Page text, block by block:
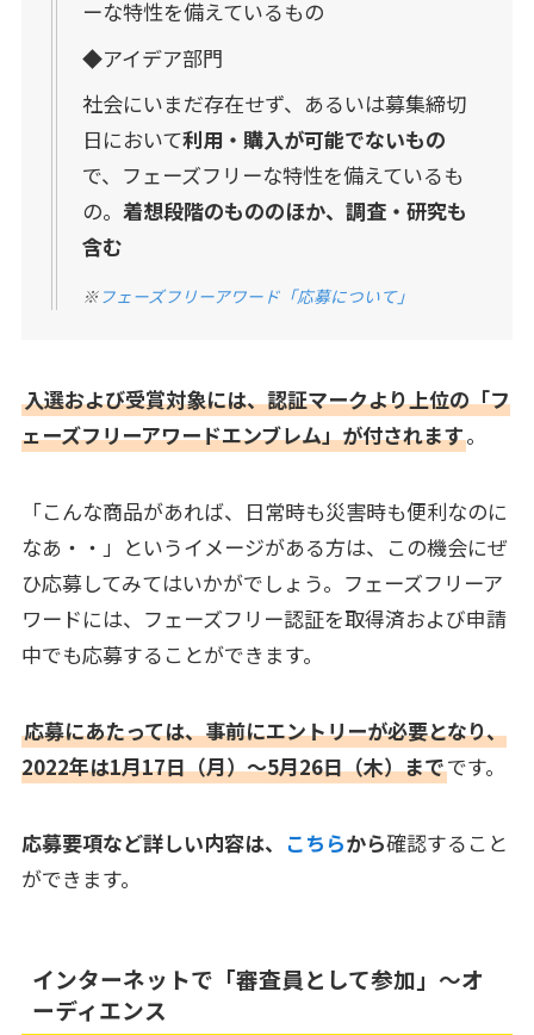
ーな特性を備えているもの
◆アイデア部門
社会にいまだ存在せず、あるいは募集締切
日において利用・購入が可能でないもの
で、フェーズフリーな特性を備えているも
の。 着想段階のもののほか、調査・研究も
含む
※フェーズフリーアワード「応募について」
入選および受賞対象には、認証マークより上位の「フ
ェーズフリーアワードエンブレム」が付されます。
「こんな商品があれば、日常時も災害時も便利なのに
なあ・・」というイメージがある方は、この機会にぜ
ひ応募してみてはいかがでしょう。フェーズフリーア
ワードには、フェーズフリー認証を取得済および申請
中でも応募することができます。
応募にあたっては、事前にエントリーが必要となり、
2022年は1月17日（月）～5月26日（木）までです。
応募要項など詳しい内容は、 こちらから確認すること
ができます。
インターネットで「審査員として参加」～オ
ーディエンス